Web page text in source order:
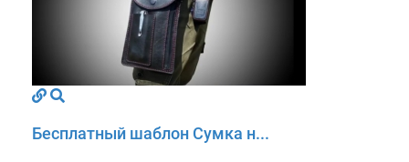
Бесплатный шаблон Сумка н...